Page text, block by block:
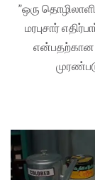
”ஒரு
மரபுசார்
என்பதற்கான